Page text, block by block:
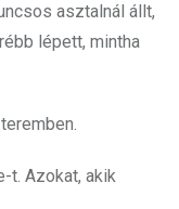
asztalnál állt,
lépett, mintha
t. Azokat, akik